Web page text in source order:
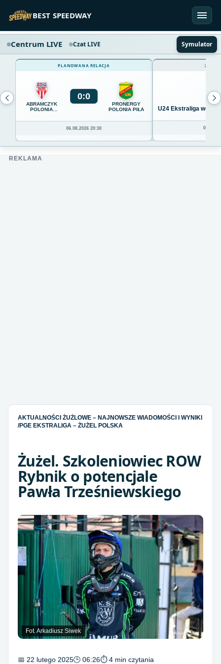
BEST SPEEDWAY
Centrum LIVE Czat LIVE Symulator
PLANOWANA RELACJA
ABRAMCZYK
POLONIA
0:0
PRONERGY
POLONIA PIŁA
06.08.2026 20:30
U24 Ekstraliga we
REKLAMA
AKTUALNOŚCI ŻUŻLOWE – NAJNOWSZE WIADOMOŚCI I WYNIKI
/PGE EKSTRALIGA – ŻUŻEL POLSKA
Żużel. Szkoleniowiec ROW
Rybnik o potencjale
Pawła Trześniewskiego
Fot. Arkadiusz Siwek
📅 22 lutego 2025🕒 06:26⏱ 4 min czytania